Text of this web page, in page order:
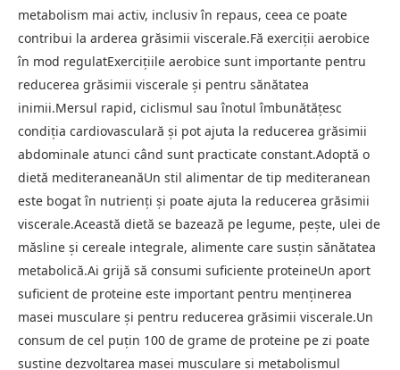
metabolism mai activ, inclusiv în repaus, ceea ce poate
contribui la arderea grăsimii viscerale.Fă exerciții aerobice
în mod regulatExercițiile aerobice sunt importante pentru
reducerea grăsimii viscerale și pentru sănătatea
inimii.Mersul rapid, ciclismul sau înotul îmbunătățesc
condiția cardiovasculară și pot ajuta la reducerea grăsimii
abdominale atunci când sunt practicate constant.Adoptă o
dietă mediteraneanăUn stil alimentar de tip mediteranean
este bogat în nutrienți și poate ajuta la reducerea grăsimii
viscerale.Această dietă se bazează pe legume, pește, ulei de
măsline și cereale integrale, alimente care susțin sănătatea
metabolică.Ai grijă să consumi suficiente proteineUn aport
suficient de proteine este important pentru menținerea
masei musculare și pentru reducerea grăsimii viscerale.Un
consum de cel puțin 100 de grame de proteine pe zi poate
susține dezvoltarea masei musculare și metabolismul